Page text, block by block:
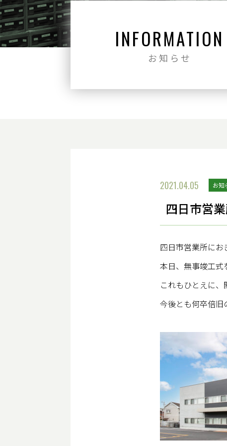
INFORMATION
お知らせ
2021.04.05 お知
四日市営
四日市営業所にお
本日、無事竣工式
これもひとえに、
今後とも何卒倍旧